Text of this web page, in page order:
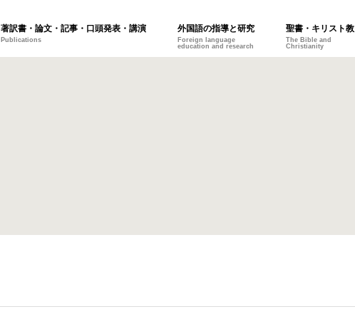
著訳書・論文・記事・口頭発表・講演
Publications
外国語の指導と研究
Foreign language
education and research
聖書・キリスト教
The Bible and
Christianity